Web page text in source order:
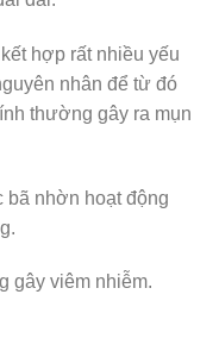
hợp rất nhiều yếu
nhân để từ đó
thường gây ra mụn
bã nhờn hoạt động
gây viêm nhiễm.